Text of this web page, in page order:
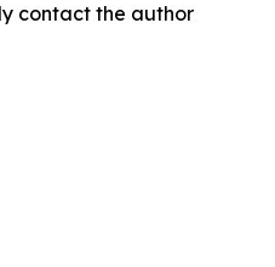
contact the author